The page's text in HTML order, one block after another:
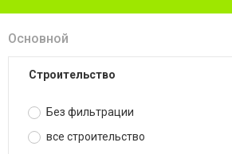
Основной
строительство
Без фильтрации
все строительство